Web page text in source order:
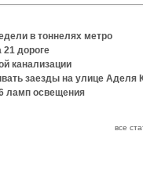
в тоннелях метро
дороге
канализации
заезды на улице Аделя
ламп освещения
все